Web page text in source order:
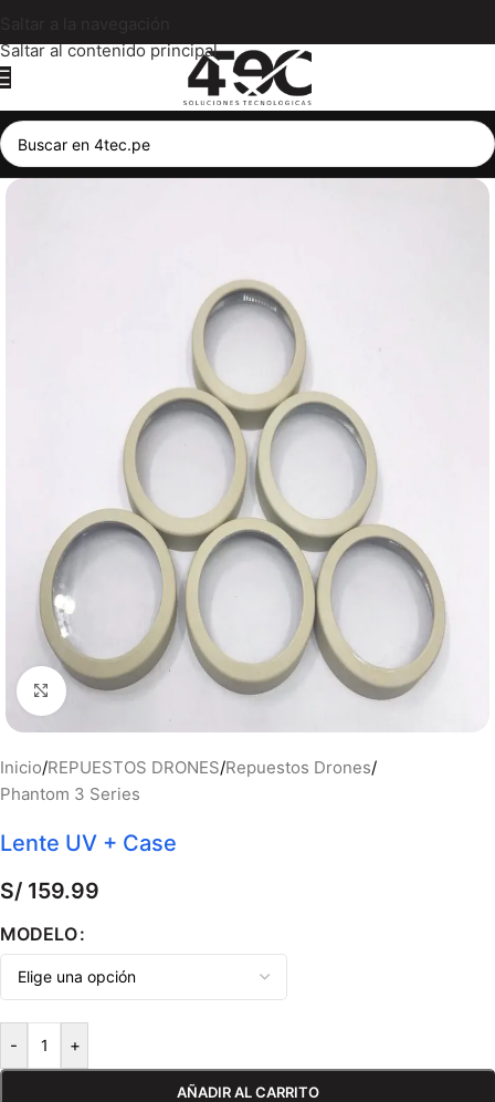
Saltar al contenido principal
Haga clic para ampliar
Inicio/REPUESTOS DRONES/Repuestos Drones/
Phantom 3 Series
Lente UV + Case
S/ 159.99
MODELO
- +
AÑADIR AL CARRITO